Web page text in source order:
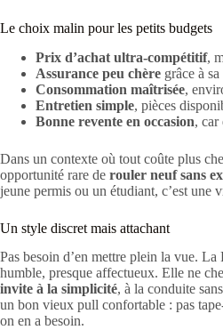
Le choix malin pour les petits budgets
Prix d’achat ultra-compétitif,
Assurance peu chère grâce à
Consommation maîtrisée,
Entretien simple, pièces
Bonne revente en occasion, car
Dans un contexte où tout coûte plus
opportunité rare de rouler neuf sans
jeune permis ou un étudiant, c’est une
Un style discret mais attachant
Pas besoin d’en mettre plein la vue. La
humble, presque affectueux. Elle ne
invite à la simplicité, à la conduite
un bon vieux pull confortable : pas
on en a besoin.